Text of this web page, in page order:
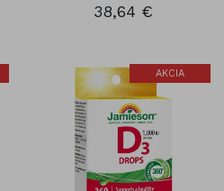
38,64 €
AKCIA